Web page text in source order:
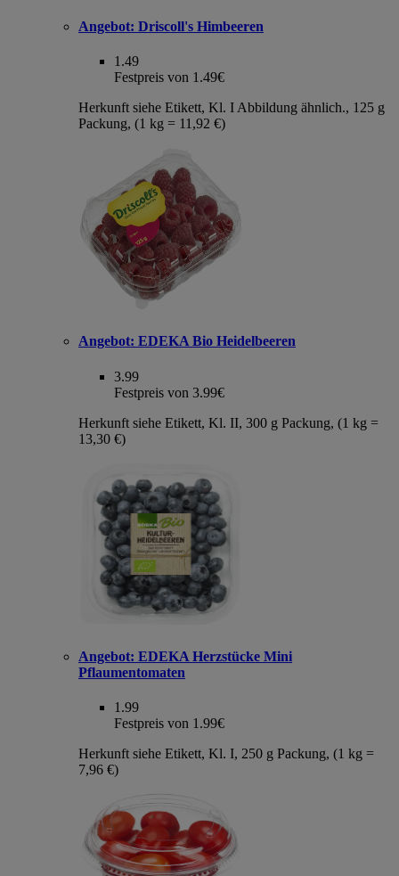
Angebot: Driscoll's Himbeeren
1.49
Festpreis von 1.49€
Herkunft siehe Etikett, Kl. I Abbildung ähnlich., 125 g
Packung, (1 kg = 11,92 €)
Angebot: EDEKA Bio Heidelbeeren
3.99
Festpreis von 3.99€
Herkunft siehe Etikett, Kl. II, 300 g Packung, (1 kg =
13,30 €)
Angebot: EDEKA Herzstücke Mini
Pflaumentomaten
1.99
Festpreis von 1.99€
Herkunft siehe Etikett, Kl. I, 250 g Packung, (1 kg =
7,96 €)